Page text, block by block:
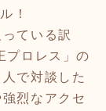
！
ている訳
ロレス」の
で対談した
烈なアクセ